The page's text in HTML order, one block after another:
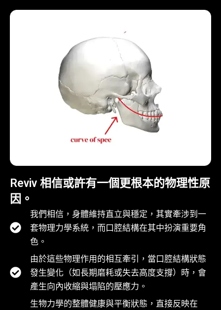
Reviv 相信或許有一個更根本的物理性原
因。
我們相信，身體維持直立與穩定，其實牽涉到一
套物理力學系統，而口腔結構在其中扮演重要角
色。
由於這些物理作用的相互牽引，當口腔結構狀態
發生變化（如長期磨耗或失去高度支撐）時，會
產生向內收縮與塌陷的壓應力。
生物力學的整體健康與平衡狀態，直接反映在